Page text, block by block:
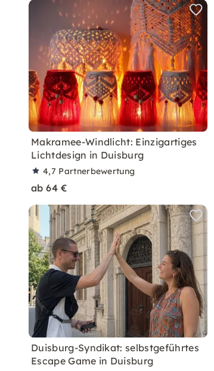
Makramee-Windlicht: Einzigartiges
Lichtdesign in Duisburg
4,7 Partnerbewertung
ab 64 €
Duisburg-Syndikat: selbstgeführtes
Escape Game in Duisburg